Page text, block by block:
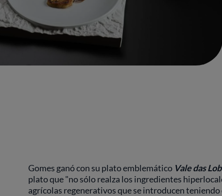
Gomes ganó con su plato emblemático Vale das
plato que "no sólo realza los ingredientes
agrícolas regenerativos que se introducen teniendo